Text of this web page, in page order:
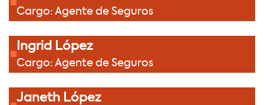
Cargo: Agente de Seguros
Ingrid López
Cargo: Agente de Seguros
Janeth López